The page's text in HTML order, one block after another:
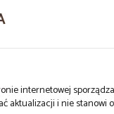
internetowej
aktualizacji i nie stanowi